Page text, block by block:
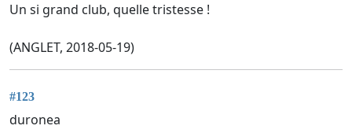
Un si grand club, quelle tristesse !
(ANGLET, 2018-05-19)
#123
duronea